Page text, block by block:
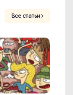
Все статьи